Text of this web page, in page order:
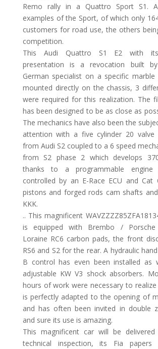
Remo rally in a Quattro Sport S1.
examples of the Sport, of which only
customers for road use, the others
competition.
This Audi Quattro S1 E2 with its
presentation is a revocation built
German specialist on a specific
mounted directly on the chassis, 3
were required for this realization. The
has been designed to be as close as
The mechanics have also been the
attention with a five cylinder 20 valve
from Audi S2 coupled to a 6 speed
from S2 phase 2 which develops
thanks to a programmable engine
controlled by an E-Race ECU and Cat
pistons and forged rods cam shafts
KKK.
.. This magnificent
is equipped with Brembo / Porsche
Loraine RC6 carbon pads, the front
RS6 and S2 for the rear. A hydraulic
B control has even been installed as
adjustable KW V3 shock absorbers.
hours of work were necessary to
is perfectly adapted to the opening of
and has often been invited in double
and sure its use is amazing.
This magnificent car will be
technical inspection, its Fia papers